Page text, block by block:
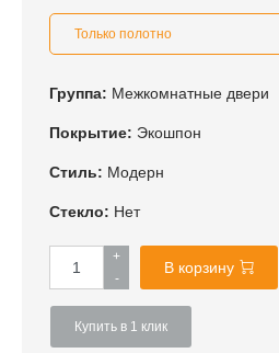
Только полотно
Группа: Межкомнатные двери
Покрытие: Экошпон
Стиль: Модерн
Стекло: Нет
+
-
В корзину
Купить в 1 клик